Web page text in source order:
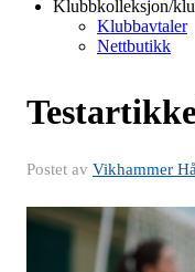
Klubbkolleksjon/
Klubbavtaler
Nettbutikk
Postet av Vikhammer